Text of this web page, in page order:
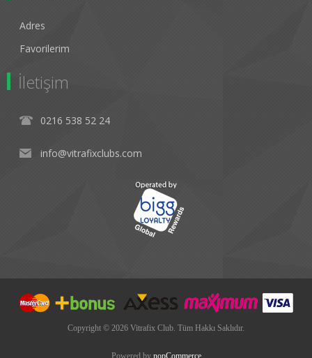
Adres
Favorilerim
İletişim
0216 538 52 24
info@vitrafixclubs.com
Copyright © 2026 Vitrafix Club. Tüm Hakkı Saklıdır.
Powered by nopCommerce